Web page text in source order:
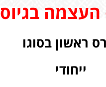
העצמה בגיוס
ראשון בסוגו
ייחודי